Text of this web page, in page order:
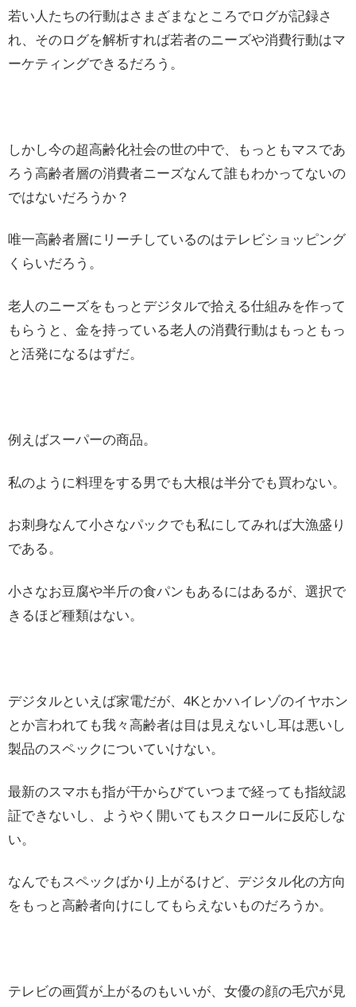
若い人たちの行動はさまざまなところでログが記録さ
れ、そのログを解析すれば若者のニーズや消費行動はマ
ーケティングできるだろう。
しかし今の超高齢化社会の世の中で、もっともマスであ
ろう高齢者層の消費者ニーズなんて誰もわかってないの
ではないだろうか？
唯一高齢者層にリーチしているのはテレビショッピング
くらいだろう。
老人のニーズをもっとデジタルで拾える仕組みを作って
もらうと、金を持っている老人の消費行動はもっともっ
と活発になるはずだ。
例えばスーパーの商品。
私のように料理をする男でも大根は半分でも買わない。
お刺身なんて小さなパックでも私にしてみれば大漁盛り
である。
小さなお豆腐や半斤の食パンもあるにはあるが、選択で
きるほど種類はない。
デジタルといえば家電だが、4Kとかハイレゾのイヤホン
とか言われても我々高齢者は目は見えないし耳は悪いし
製品のスペックについていけない。
最新のスマホも指が干からびていつまで経っても指紋認
証できないし、ようやく開いてもスクロールに反応しな
い。
なんでもスペックばかり上がるけど、デジタル化の方向
をもっと高齢者向けにしてもらえないものだろうか。
テレビの画質が上がるのもいいが、女優の顔の毛穴が見